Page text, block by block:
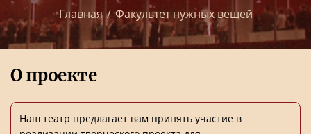
Главная / Факультет нужных вещей
О проекте
Наш театр предлагает вам принять участие в